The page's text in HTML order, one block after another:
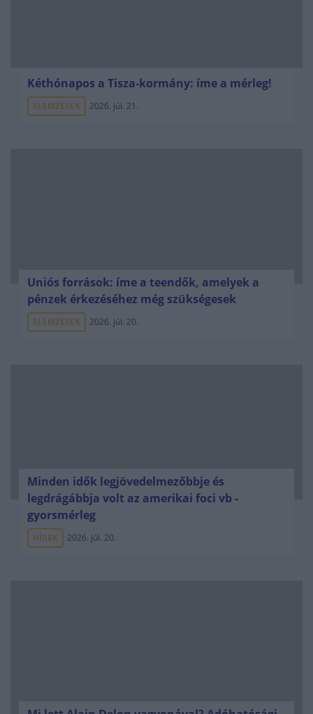
Kéthónapos a Tisza-kormány: íme a mérleg!
ELEMZÉSEK 2026. júl. 21.
Uniós források: íme a teendők, amelyek a
pénzek érkezéséhez még szükségesek
ELEMZÉSEK 2026. júl. 20.
Minden idők legjövedelmezőbbje és
legdrágábbja volt az amerikai foci vb -
gyorsmérleg
HÍREK 2026. júl. 20.